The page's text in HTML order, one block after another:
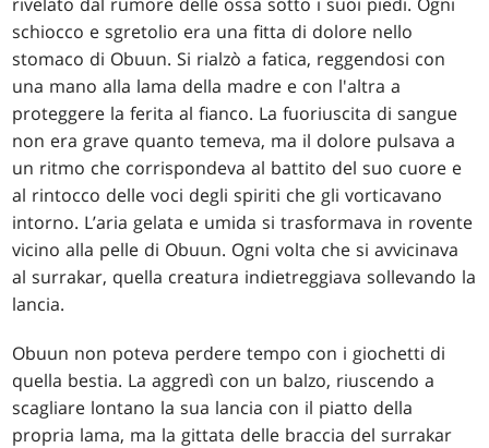
schiocco e sgretolio era una fitta di dolore nello
stomaco di Obuun. Si rialzò a fatica, reggendosi con
una mano alla lama della madre e con l'altra a
proteggere la ferita al fianco. La fuoriuscita di sangue
non era grave quanto temeva, ma il dolore pulsava a
un ritmo che corrispondeva al battito del suo cuore e
al rintocco delle voci degli spiriti che gli vorticavano
intorno. L’aria gelata e umida si trasformava in rovente
vicino alla pelle di Obuun. Ogni volta che si avvicinava
al surrakar, quella creatura indietreggiava sollevando la
lancia.
Obuun non poteva perdere tempo con i giochetti di
quella bestia. La aggredì con un balzo, riuscendo a
scagliare lontano la sua lancia con il piatto della
propria lama, ma la gittata delle braccia del surrakar